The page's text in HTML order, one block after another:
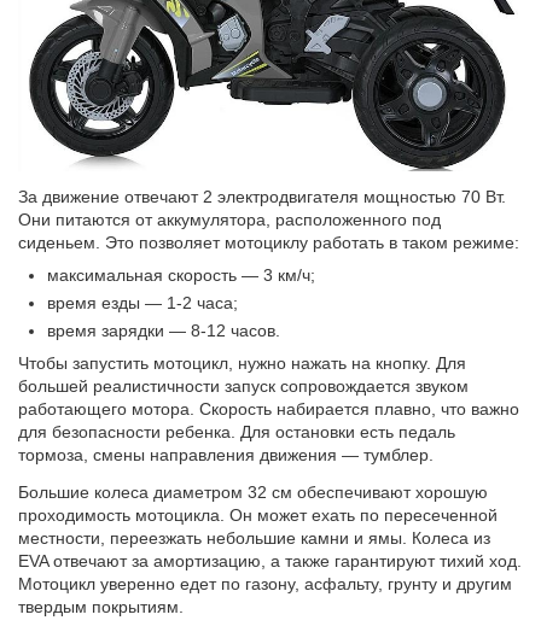
За движение отвечают 2 электродвигателя мощностью 70 Вт.
Они питаются отаккумулятора , расположенного под
сиденьем. Это позволяет мотоциклу работать в таком режиме:
максимальная скорость — 3 км/ч;
время езды — 1-2 часа;
время зарядки — 8-12 часов.
Чтобы запустить мотоцикл, нужно нажать на кнопку. Для
большей реалистичности запуск сопровождается звуком
работающего мотора. Скорость набирается плавно, что важно
для безопасности ребенка. Для остановки есть педаль
тормоза, смены направления движения — тумблер.
Большие колеса диаметром 32 см обеспечивают хорошую
проходимость мотоцикла. Он может ехать по пересеченной
местности, переезжать небольшие камни и ямы. Колеса из
EVA отвечают за амортизацию, а также гарантируют тихий ход.
Мотоцикл уверенно едет по газону, асфальту, грунту и другим
твердым покрытиям.